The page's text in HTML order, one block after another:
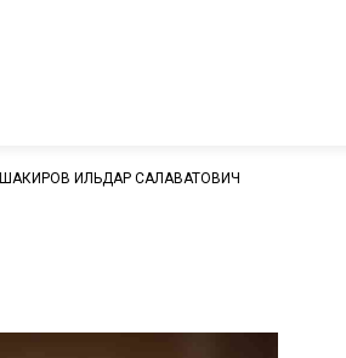
ШАКИРОВ ИЛЬДАР САЛАВАТОВИЧ